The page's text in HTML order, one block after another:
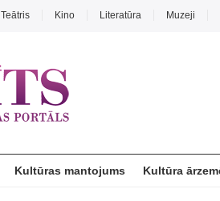
Teātris Kino Literatūra Muzeji
Kultūras mantojums Kultūra